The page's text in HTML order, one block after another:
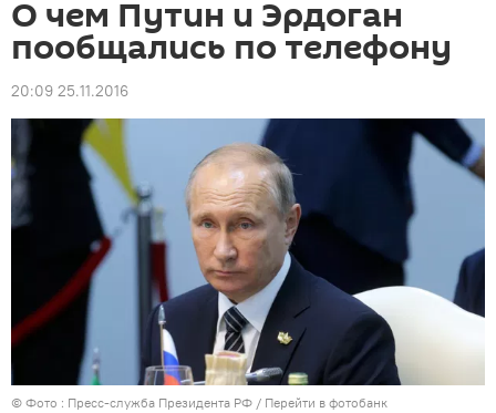
О чем Путин и Эрдоган
пообщались по телефону
20:09 25.11.2016
© Фото : Пресс-служба Президента РФ / Перейти в фотобанк